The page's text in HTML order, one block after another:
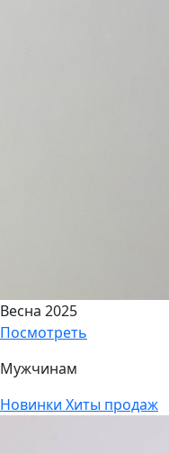
Весна 2025
Посмотреть
Мужчинам
Новинки Хиты продаж